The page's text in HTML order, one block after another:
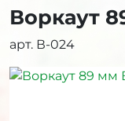
Воркаут
арт. В-024